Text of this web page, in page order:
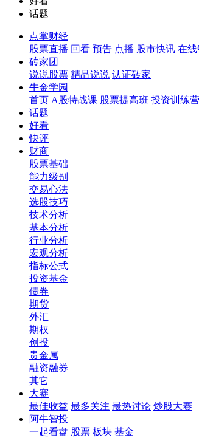
话题
点掌财经
股票直播 回看 预告 点播 股市快讯 在线
砖家团
说说股票 精品说说 认证砖家
牛金学园
首页 A股特战课 股票提高班 投资训练营
话题
好看
快评
财商
股票基础
能力级别
交易心法
选股技巧
技术分析
基本分析
行业分析
宏观分析
指标公式
投资基金
债券
期货
外汇
期权
创投
贵金属
融资融券
其它
大赛
最佳收益 最多关注 最热讨论 炒股大赛
阿牛智投
一起看盘 股票 板块 基金